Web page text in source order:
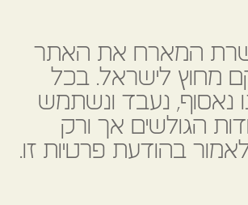
המארח את האתר
מחוץ לישראל. בכל
נאסוף, נעבד ונשתמש
הגולשים אך ורק
בהודעת פרטיות זו.